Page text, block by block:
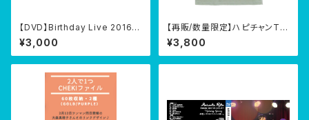
【DVD】Birthday Live 2016
『The Giving Tree - Bloom l
ike flowers -』@さくらホール
2016/04/15
¥3,000
【再販/数量限定】ハピチャンTシ
ャツ【5色】
¥3,800